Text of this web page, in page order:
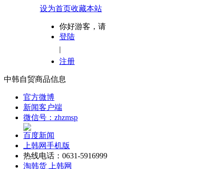
设为首页收藏本站
你好游客，请
登陆
|
注册
中韩自贸商品信息
官方微博
新闻客户端
微信号：zhzmsp
百度新闻
上韩网手机版
热线电话：0631-5916999
淘韩货 上韩网